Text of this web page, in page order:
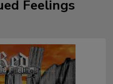
Feelings